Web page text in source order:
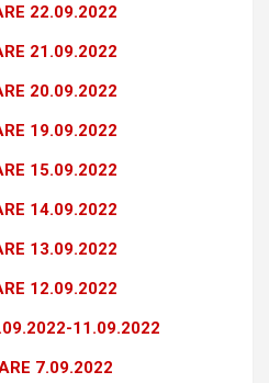
22.09.2022
21.09.2022
20.09.2022
19.09.2022
15.09.2022
14.09.2022
13.09.2022
12.09.2022
11.09.2022
7.09.2022